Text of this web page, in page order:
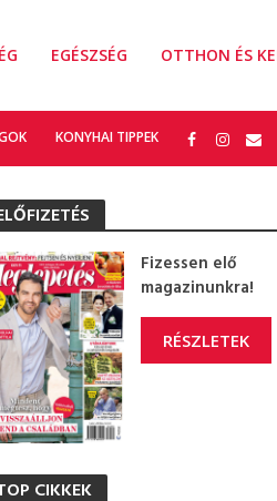
EGÉSZSÉG OTTHON ÉS
KONYHAI TIPPEK
Fizessen elő
magazinunkra!
RÉSZLETEK
CIKKEK